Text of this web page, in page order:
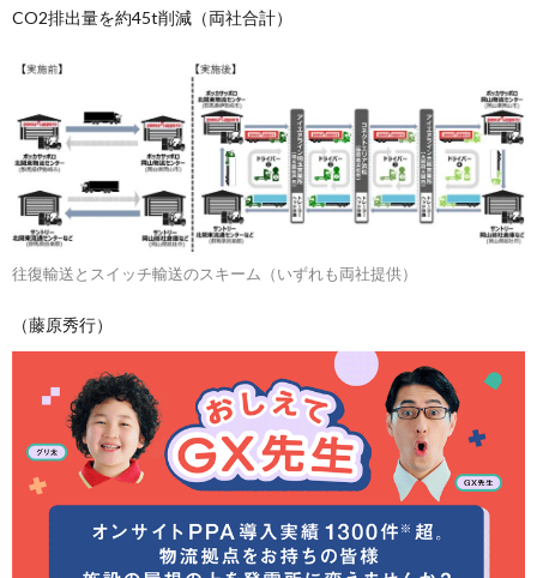
CO2排出量を約45t削減（両社合計）
往復輸送とスイッチ輸送のスキーム（いずれも両社提供）
（藤原秀行）